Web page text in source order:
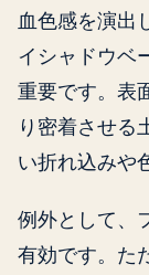
血色感を演出
イシャドウベ
重要です。表
り密着させる
い折れ込みや
例外として、
有効です。た